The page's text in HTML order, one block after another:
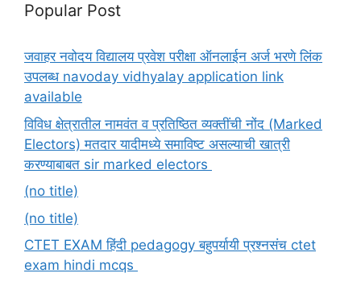
Popular Post
जवाहर नवोदय विद्यालय प्रवेश परीक्षा ऑनलाईन अर्ज भरणे लिंक
उपलब्ध navoday vidhyalay application link
available
विविध क्षेत्रातील नामवंत व प्रतिष्ठित व्यक्तींची नोंद (Marked
Electors) मतदार यादीमध्ये समाविष्ट असल्याची खात्री
करण्याबाबत sir marked electors
(no title)
(no title)
CTET EXAM हिंदी pedagogy बहुपर्यायी प्रश्नसंच ctet
exam hindi mcqs